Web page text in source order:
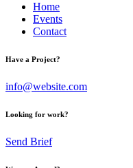
Home
Events
Contact
Have a Project?
info@website.com
Looking for work?
Send Brief